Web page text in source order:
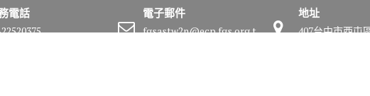
電話
電子郵件
fgsastw2n@ecp.fgs.org.t
地址
407台中市西屯